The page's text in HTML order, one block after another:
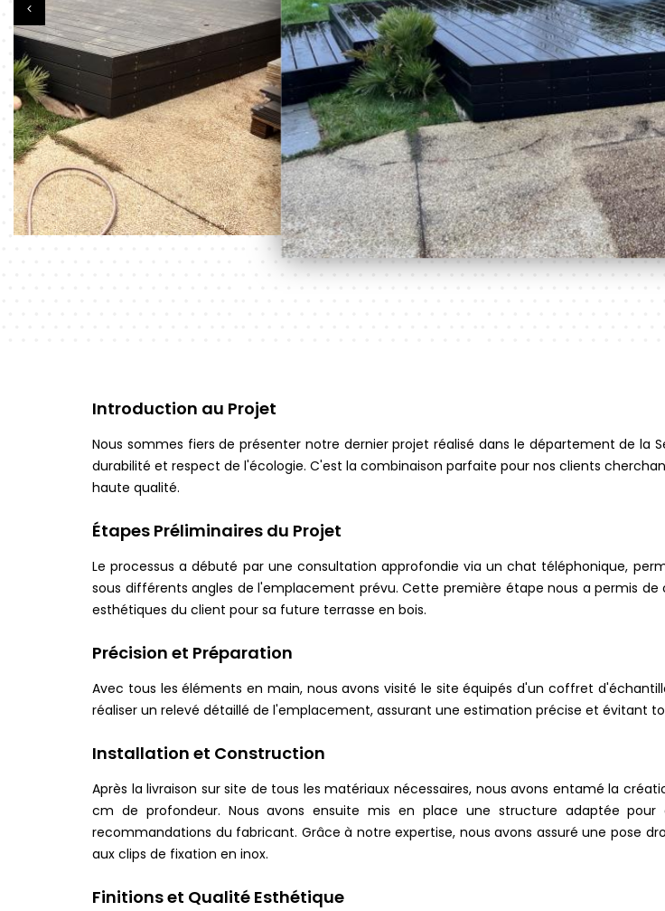
Introduction au Projet
Nous sommes fiers de présenter notre dernier projet réalisé dans le département de la
durabilité et respect de l'écologie. C'est la combinaison parfaite pour nos clients
haute qualité.
Étapes Préliminaires du Projet
Le processus a débuté par une consultation approfondie via un chat téléphonique,
sous différents angles de l'emplacement prévu. Cette première étape nous a permis
esthétiques du client pour sa future terrasse en bois.
Précision et Préparation
Avec tous les éléments en main, nous avons visité le site équipés d'un coffret
réaliser un relevé détaillé de l'emplacement, assurant une estimation précise et évitant
Installation et Construction
Après la livraison sur site de tous les matériaux nécessaires, nous avons entamé la
cm de profondeur. Nous avons ensuite mis en place une structure adaptée
recommandations du fabricant. Grâce à notre expertise, nous avons assuré une pose
aux clips de fixation en inox.
Finitions et Qualité Esthétique